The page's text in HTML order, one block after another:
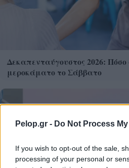
Pelop.gr - Do Not Process
If you wish to opt-out of the sale,
processing of your personal or
Δεκαπενταύγουστος 2026:
μεροκάματο το Σάββατο